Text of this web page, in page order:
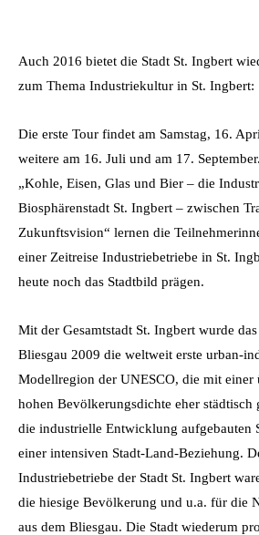
Auch 2016 bietet die Stadt St. Ingbert
zum Thema Industriekultur in St. Ingbert:
Die erste Tour findet am Samstag, 16.
weitere am 16. Juli und am 17.
„Kohle, Eisen, Glas und Bier – die
Biosphärenstadt St. Ingbert – zwischen
Zukunftsvision“ lernen die
einer Zeitreise Industriebetriebe in St.
heute noch das Stadtbild prägen.
Mit der Gesamtstadt St. Ingbert wurde
Bliesgau 2009 die weltweit erste urban-
Modellregion der UNESCO, die mit einer
hohen Bevölkerungsdichte eher städtisch
die industrielle Entwicklung aufgebauten
einer intensiven Stadt-Land-Beziehung.
Industriebetriebe der Stadt St. Ingbert
die hiesige Bevölkerung und u.a. für die
aus dem Bliesgau. Die Stadt wiederum